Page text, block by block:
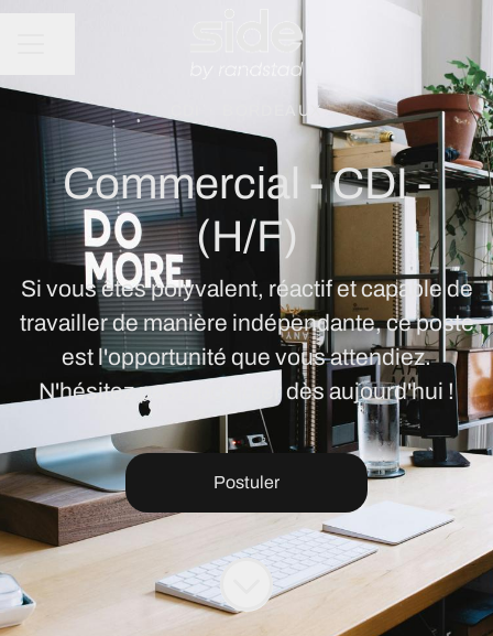
BORDEAUX
Commercial - CDI -
(H/F)
Si vous êtes polyvalent, réactif et capable de
travailler de manière indépendante, ce poste
est l'opportunité que vous attendiez.
N'hésitez pas à postuler dès aujourd'hui !
Postuler